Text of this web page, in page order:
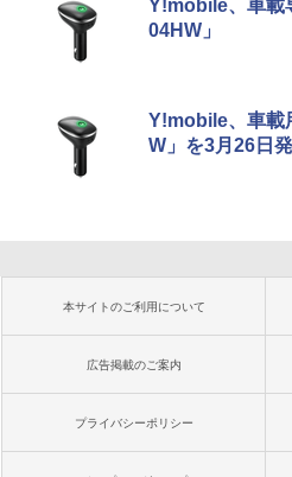
Y!mobile、車載
04HW」
Y!mobile、車載
W」を3月26日
本サイトのご利用について
広告掲載のご案内
プライバシーポリシー